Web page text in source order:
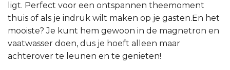
ligt. Perfect voor een ontspannen theemoment
thuis of als je indruk wilt maken op je gasten.En het
mooiste? Je kunt hem gewoon in de magnetron en
vaatwasser doen, dus je hoeft alleen maar
achterover te leunen en te genieten!